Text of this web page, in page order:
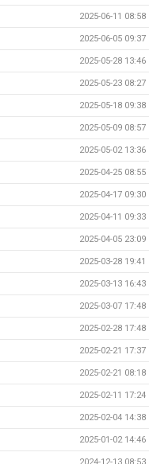
2025-06-11 08:58
2025-06-05 09:37
2025-05-28 13:46
2025-05-23 08:27
2025-05-18 09:38
2025-05-09 08:57
2025-05-02 13:36
2025-04-25 08:55
2025-04-17 09:30
2025-04-11 09:33
2025-04-05 23:09
2025-03-28 19:41
2025-03-13 16:43
2025-03-07 17:48
2025-02-28 17:48
2025-02-21 17:37
2025-02-21 08:18
2025-02-11 17:24
2025-02-04 14:38
2025-01-02 14:46